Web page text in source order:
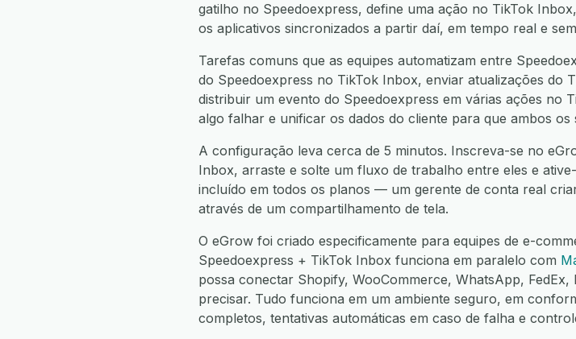
gatilho no Speedoexpress, define uma ação no TikTok
os aplicativos sincronizados a partir daí, em tempo real e
Tarefas comuns que as equipes automatizam entre
do Speedoexpress no TikTok Inbox, enviar atualizações do
distribuir um evento do Speedoexpress em várias ações no
algo falhar e unificar os dados do cliente para que ambos os
A configuração leva cerca de 5 minutos. Inscreva-se no
Inbox, arraste e solte um fluxo de trabalho entre eles e
incluído em todos os planos — um gerente de conta real
através de um compartilhamento de tela.
O eGrow foi criado especificamente para equipes de e-
Speedoexpress + TikTok Inbox funciona em paralelo com
possa conectar Shopify, WooCommerce, WhatsApp,
precisar. Tudo funciona em um ambiente seguro, em
completos, tentativas automáticas em caso de falha e